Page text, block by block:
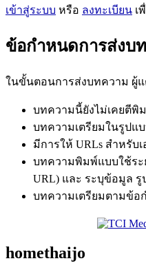
เข้าสู่ระบบ หรือ ลงทะเบียน เ
ข้อกำหนดการส่งบ
ในขั้นตอนการส่งบทความ ผู้
บทความนี้ยังไม่เคยตีพิ
บทความเตรียมในรูปแบ
มีการให้ URLs สำหรับ
บทความพิมพ์แบบใช้ระ
URL) และ ระบุข้อมูล
บทความเตรียมตามข้อ
homethaijo